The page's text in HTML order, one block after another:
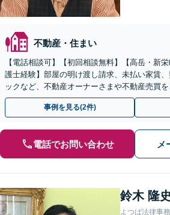
不動産・住まい
【電話相談可】【初回相談無料】【高岳・新
護士経験】部屋の明け渡し請求、未払い家賃
ックなど、不動産オーナーさまや不動産売買
応しています。関連士業とも連携し解決を目
事例を見る(2件)
電話でお問い合わせ メ
鈴木 隆史
よつば法律事